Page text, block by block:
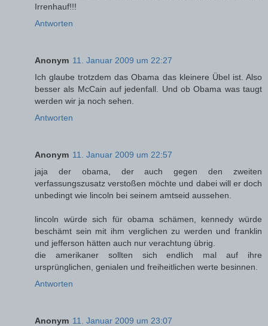
Irrenhauf!!!
Antworten
Anonym 11. Januar 2009 um 22:27
Ich glaube trotzdem das Obama das kleinere Übel ist. Also
besser als McCain auf jedenfall. Und ob Obama was taugt
werden wir ja noch sehen.
Antworten
Anonym 11. Januar 2009 um 22:57
jaja der obama, der auch gegen den zweiten
verfassungszusatz verstoßen möchte und dabei will er doch
unbedingt wie lincoln bei seinem amtseid aussehen.
lincoln würde sich für obama schämen, kennedy würde
beschämt sein mit ihm verglichen zu werden und franklin
und jefferson hätten auch nur verachtung übrig.
die amerikaner sollten sich endlich mal auf ihre
ursprünglichen, genialen und freiheitlichen werte besinnen.
Antworten
Anonym 11. Januar 2009 um 23:07